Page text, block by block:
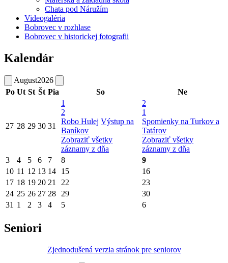
Chata pod Náružím
Videogaléria
Bobrovec v rozhlase
Bobrovec v historickej fotografii
Kalendár
August2026
Po Ut St Št Pia So Ne
27 28 29 30 31
1
2
Robo Hulej Výstup na
Baníkov
Zobraziť všetky
záznamy z dňa
2
1
Spomienky na Turkov a
Tatárov
Zobraziť všetky
záznamy z dňa
3
4 5 6 7 8
9
10 11 12 13 14 15
16
17 18 19 20 21 22
23
24 25 26 27 28 29
30
31 1 2 3 4 5 6
Seniori
Zjednodušená verzia stránok pre seniorov